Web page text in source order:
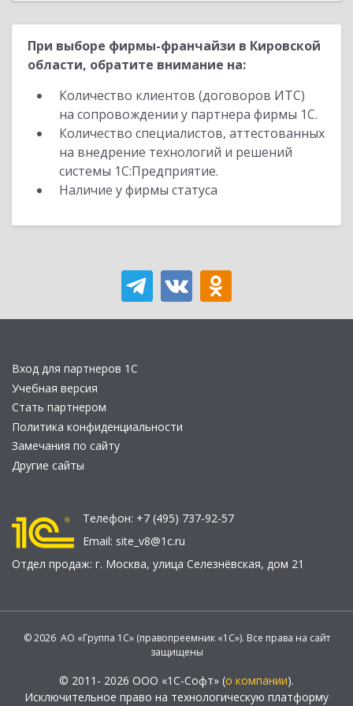
При выборе фирмы-франчайзи в Кировской
области, обратите внимание на:
Количество клиентов (договоров ИТС)
на сопровождении у партнера фирмы 1С.
Количество специалистов, аттестованных
на внедрение технологий и решений
системы 1С:Предприятие.
Наличие у фирмы статуса
Вход для партнеров 1С
Учебная версия
Стать партнером
Политика конфиденциальности
Замечания по сайту
Другие сайты
Телефон: +7 (495) 737-92-57
Email: site_v8@1c.ru
Отдел продаж: г. Москва, улица Селезнёвская, дом 21
© 2026 АО «Группа 1С» (правопреемник «1С»). Все права на сайт
защищены
© 2011- 2026 ООО «1С-Софт» (о компании).
Исключительное право на технологическую платформу